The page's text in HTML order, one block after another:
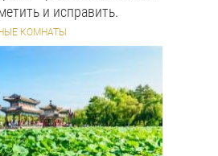
и исправить.
КОМНАТЫ